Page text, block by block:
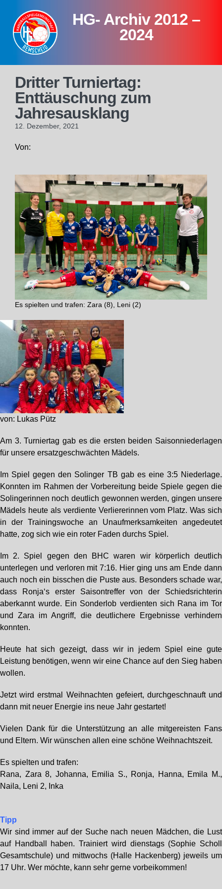
content
HG- Archiv 2012 –
2024
Dritter Turniertag:
Enttäuschung zum
Jahresausklang
12. Dezember, 2021
Von:
Es spielten und trafen: Zara (8), Leni (2)
von: Lukas Pütz
Am 3. Turniertag gab es die ersten beiden Saisonniederlagen
für unsere ersatzgeschwächten Mädels.
Im Spiel gegen den Solinger TB gab es eine 3:5 Niederlage.
Konnten im Rahmen der Vorbereitung beide Spiele gegen die
Solingerinnen noch deutlich gewonnen werden, gingen unsere
Mädels heute als verdiente Verliererinnen vom Platz. Was sich
in der Trainingswoche an Unaufmerksamkeiten angedeutet
hatte, zog sich wie ein roter Faden durchs Spiel.
Im 2. Spiel gegen den BHC waren wir körperlich deutlich
unterlegen und verloren mit 7:16. Hier ging uns am Ende dann
auch noch ein bisschen die Puste aus. Besonders schade war,
dass Ronja‘s erster Saisontreffer von der Schiedsrichterin
aberkannt wurde. Ein Sonderlob verdienten sich Rana im Tor
und Zara im Angriff, die deutlichere Ergebnisse verhindern
konnten.
Heute hat sich gezeigt, dass wir in jedem Spiel eine gute
Leistung benötigen, wenn wir eine Chance auf den Sieg haben
wollen.
Jetzt wird erstmal Weihnachten gefeiert, durchgeschnauft und
dann mit neuer Energie ins neue Jahr gestartet!
Vielen Dank für die Unterstützung an alle mitgereisten Fans
und Eltern. Wir wünschen allen eine schöne Weihnachtszeit.
Es spielten und trafen:
Rana, Zara 8, Johanna, Emilia S., Ronja, Hanna, Emila M.,
Naila, Leni 2, Inka
Tipp
Wir sind immer auf der Suche nach neuen Mädchen, die Lust
auf Handball haben. Trainiert wird dienstags (Sophie Scholl
Gesamtschule) und mittwochs (Halle Hackenberg) jeweils um
17 Uhr. Wer möchte, kann sehr gerne vorbeikommen!